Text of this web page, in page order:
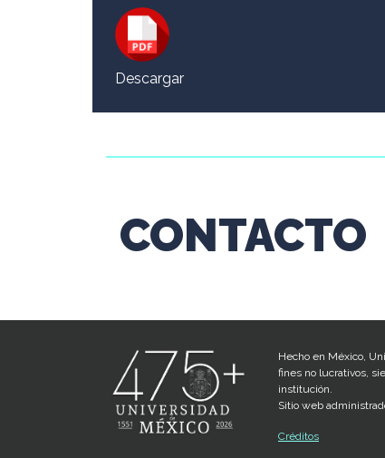
Descargar
CONTACTO
Hecho en México,
fines no lucrativos,
institución.
Sitio web
Créditos